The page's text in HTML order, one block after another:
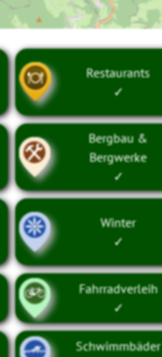
Restaurants
✓
Bergbau &
Bergwerke
✓
Winter
✓
Fahrradverleih
✓
Schwimmbäder